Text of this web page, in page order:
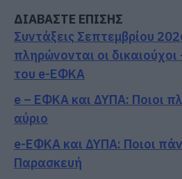
ΔΙΑΒΑΣΤΕ ΕΠΙΣΗΣ
Συντάξεις Σεπτεμβρίου
πληρώνονται οι δικαιούχοι
του e-ΕΦΚΑ
e – ΕΦΚΑ και ΔΥΠΑ: Ποιοι
αύριο
e-ΕΦΚΑ και ΔΥΠΑ: Ποιοι
Παρασκευή